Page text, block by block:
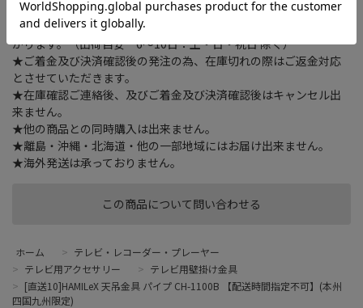
この商品について問い合わせる
★ご注文確認後に在庫状況をお調べいたします。
★ご着金及び決済確認後の発注のため、お届けまでにお時間が掛
かります。（出荷目安 6～10日：土・日・祝日 除く）
★ご着金及び決済確認後の発注の為、在庫切れの際はご返金対応
とさせていただきます。
★在庫確認ご連絡後、及びご着金及び決済確認後はキャンセル出
来ません。
★他の商品との同時購入は出来ません。
★離島・沖縄・北海道・他の一部地域にはお届け出来ません。
★海外発送は承っておりません。
ホーム > テレビ・レコーダー・プレーヤー
> テレビ用アクセサリー > テレビ用壁掛け金具
> [直送10]HAMILeX 天吊金具 パイプ CH-1100B 【配送時間指定不可】(本州
四国九州限定)